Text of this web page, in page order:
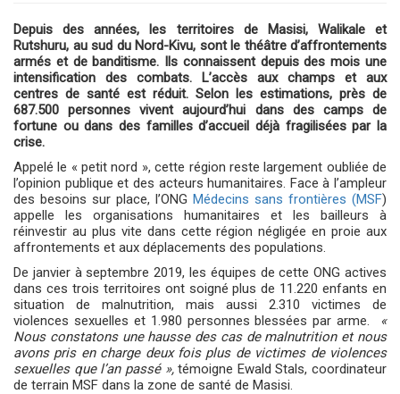
Depuis des années, les territoires de Masisi, Walikale et
Rutshuru, au sud du Nord-Kivu, sont le théâtre d’affrontements
armés et de banditisme. Ils connaissent depuis des mois une
intensification des combats. L’accès aux champs et aux
centres de santé est réduit. Selon les estimations, près de
687.500 personnes vivent aujourd’hui dans des camps de
fortune ou dans des familles d’accueil déjà fragilisées par la
crise.
Appelé le « petit nord », cette région reste largement oubliée de
l’opinion publique et des acteurs humanitaires. Face à l’ampleur
des besoins sur place, l’ONG Médecins sans frontières (MSF)
appelle les organisations humanitaires et les bailleurs à
réinvestir au plus vite dans cette région négligée en proie aux
affrontements et aux déplacements des populations.
De janvier à septembre 2019, les équipes de cette ONG actives
dans ces trois territoires ont soigné plus de 11.220 enfants en
situation de malnutrition, mais aussi 2.310 victimes de
violences sexuelles et 1.980 personnes blessées par arme.
«
Nous constatons une hausse des cas de malnutrition et nous
avons pris en charge deux fois plus de victimes de violences
sexuelles que l’an passé »,témoigne Ewald Stals, coordinateur
de terrain MSF dans la zone de santé de Masisi.